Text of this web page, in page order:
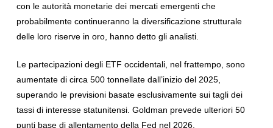
con le autorità monetarie dei mercati emergenti che
probabilmente continueranno la diversificazione strutturale
delle loro riserve in oro, hanno detto gli analisti.
Le partecipazioni degli ETF occidentali, nel frattempo, sono
aumentate di circa 500 tonnellate dall’inizio del 2025,
superando le previsioni basate esclusivamente sui tagli dei
tassi di interesse statunitensi. Goldman prevede ulteriori 50
punti base di allentamento della Fed nel 2026.